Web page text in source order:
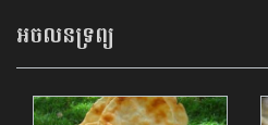
អចលនទ្រព្យ